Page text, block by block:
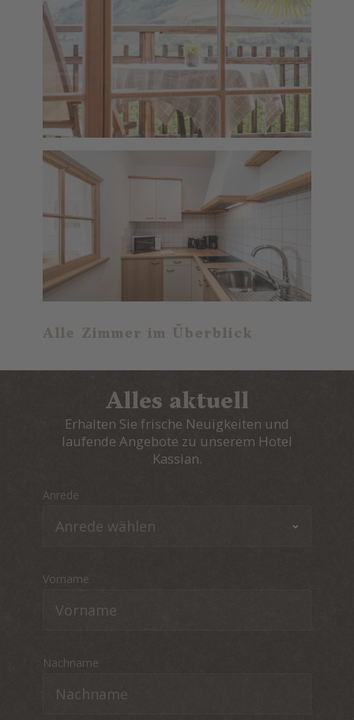
Alle Zimmer im Überblick
Alles aktuell
Erhalten Sie frische Neuigkeiten und
laufende Angebote zu unserem Hotel
Kassian.
Anrede
Vorname
Nachname